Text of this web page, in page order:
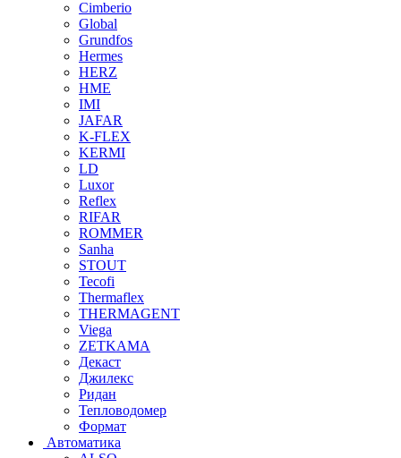
Cimberio
Global
Grundfos
Hermes
HERZ
HME
IMI
JAFAR
K-FLEX
KERMI
LD
Luxor
Reflex
RIFAR
ROMMER
Sanha
STOUT
Tecofi
Thermaflex
THERMAGENT
Viega
ZETKAMA
Декаст
Джилекс
Ридан
Тепловодомер
Формат
Автоматика